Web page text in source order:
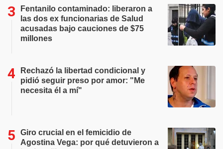
Fentanilo contaminado: liberaron a
las dos ex funcionarias de Salud
acusadas bajo cauciones de $75
millones
Rechazó la libertad condicional y
pidió seguir preso por amor: "Me
necesita él a mí"
Giro crucial en el femicidio de
Agostina Vega: por qué detuvieron a